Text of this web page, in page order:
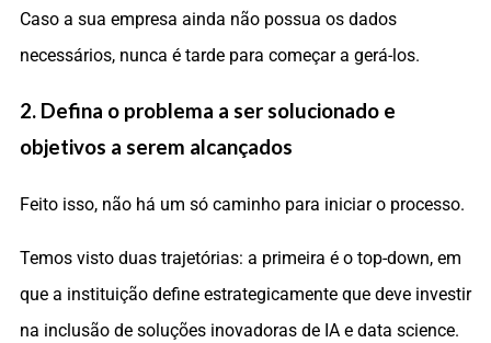
Caso a sua empresa ainda não possua os dados
necessários, nunca é tarde para começar a gerá-los.
2. Defina o problema a ser solucionado e
objetivos a serem alcançados
Feito isso, não há um só caminho para iniciar o processo.
Temos visto duas trajetórias: a primeira é o top-down, em
que a instituição define estrategicamente que deve investir
na inclusão de soluções inovadoras de IA e data science.